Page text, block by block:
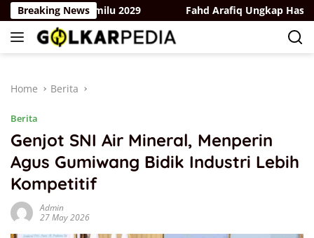
Skip
to
content
Breaking News
Hadapi Pemilu 2029 Fahd Arafiq Ungkap Hasil
Home Berita
Berita
Genjot SNI Air Mineral, Menperin
Agus Gumiwang Bidik Industri Lebih
Kompetitif
Admin
27 May 2026